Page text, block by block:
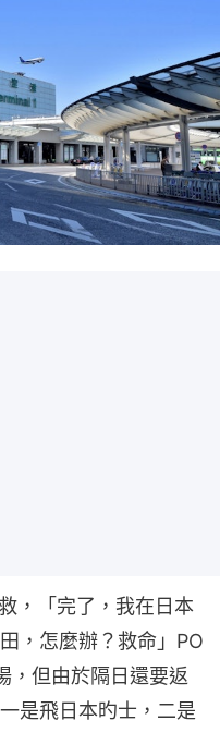
，「完了，我在日本
，怎麼辦？救命」PO
，但由於隔日還要返
是飛日本旳士，二是